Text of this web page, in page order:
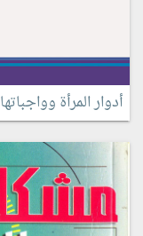
أدوار المرأة وواجباتها